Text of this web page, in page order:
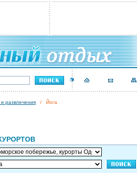
развлечения / Йога